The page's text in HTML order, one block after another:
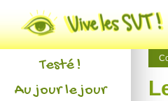
Actualités
L'association
Testé !
Au jour le jour